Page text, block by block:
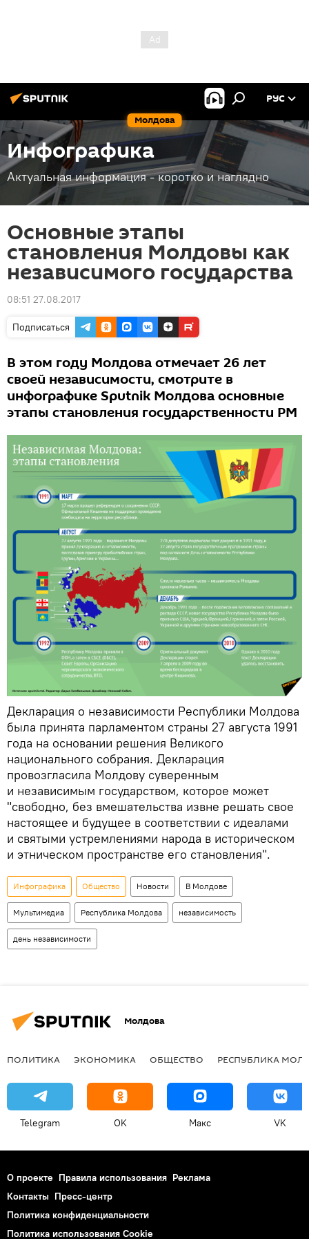
Молдова
РУС
Инфографика
Актуальная информация - коротко и наглядно
Основные этапы
становления Молдовы как
независимого государства
08:51 27.08.2017
Подписаться
В этом году Молдова отмечает 26 лет
своей независимости, смотрите в
инфографике Sputnik Молдова основные
этапы становления государственности РМ
Декларация о независимости Республики Молдова
была принята парламентом страны 27 августа 1991
года на основании решения Великого
национального собрания. Декларация
провозгласила Молдову суверенным
и независимым государством, которое может
"свободно, без вмешательства извне решать свое
настоящее и будущее в соответствии с идеалами
и святыми устремлениями народа в историческом
и этническом пространстве его становления".
Инфографика Общество Новости В Молдове
Мультимедиа Республика Молдова независимость
день независимости
Молдова
ПОЛИТИКА ЭКОНОМИКА ОБЩЕСТВО РЕСПУБЛИКА
Telegram OK Макс VK
О проекте Правила использования Реклама
Контакты Пресс-центр
Политика конфиденциальности
Политика использования Cookie